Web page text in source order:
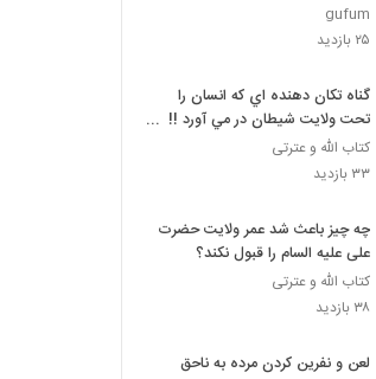
gufum
۲۵ بازدید
گناه تکان دهنده اي که انسان را
تحت ولايت شيطان در مي آورد !!
مهم
کتاب الله و عترتی
۳۳ بازدید
چه چیز باعث شد عمر ولایت حضرت
علی علیه السام را قبول نکند؟
کتاب الله و عترتی
۳۸ بازدید
لعن و نفرين کردن مرده به ناحق